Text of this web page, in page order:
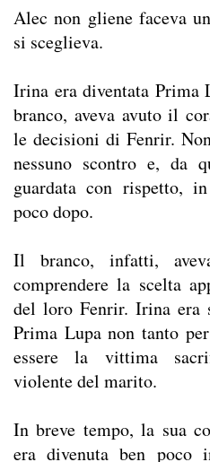
Alec non gliene faceva
si sceglieva.
Irina era diventata Prima
branco, aveva avuto il
le decisioni di Fenrir.
nessuno scontro e, da
guardata con rispetto,
poco dopo.
Il branco, infatti,
comprendere la scelta
del loro Fenrir. Irina era
Prima Lupa non tanto
essere la vittima
violente del marito.
In breve tempo, la sua
era divenuta ben